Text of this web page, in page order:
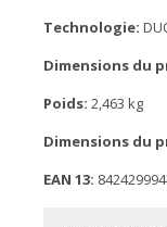
Technologie:
Dimensions du
Poids: 2,463 kg
Dimensions du
EAN 13: